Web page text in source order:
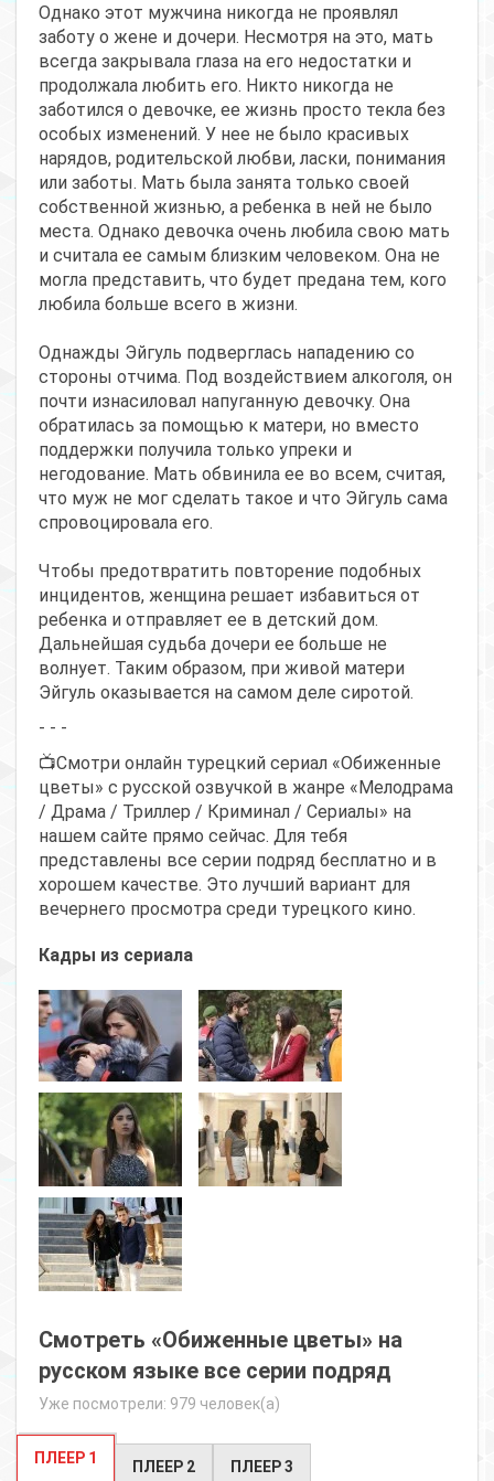
Однако этот мужчина никогда не проявлял
заботу о жене и дочери. Несмотря на это, мать
всегда закрывала глаза на его недостатки и
продолжала любить его. Никто никогда не
заботился о девочке, ее жизнь просто текла без
особых изменений. У нее не было красивых
нарядов, родительской любви, ласки, понимания
или заботы. Мать была занята только своей
собственной жизнью, а ребенка в ней не было
места. Однако девочка очень любила свою мать
и считала ее самым близким человеком. Она не
могла представить, что будет предана тем, кого
любила больше всего в жизни.
Однажды Эйгуль подверглась нападению со
стороны отчима. Под воздействием алкоголя, он
почти изнасиловал напуганную девочку. Она
обратилась за помощью к матери, но вместо
поддержки получила только упреки и
негодование. Мать обвинила ее во всем, считая,
что муж не мог сделать такое и что Эйгуль сама
спровоцировала его.
Чтобы предотвратить повторение подобных
инцидентов, женщина решает избавиться от
ребенка и отправляет ее в детский дом.
Дальнейшая судьба дочери ее больше не
волнует. Таким образом, при живой матери
Эйгуль оказывается на самом деле сиротой.
- - -
📺Смотри онлайн турецкий сериал «Обиженные
цветы» с русской озвучкой в жанре «Мелодрама
/ Драма / Триллер / Криминал / Сериалы» на
нашем сайте прямо сейчас. Для тебя
представлены все серии подряд бесплатно и в
хорошем качестве. Это лучший вариант для
вечернего просмотра среди турецкого кино.
Кадры из сериала
Смотреть «Обиженные цветы» на
русском языке все серии подряд
Уже посмотрели: 979 человек(а)
ПЛЕЕР 1 ПЛЕЕР 2 ПЛЕЕР 3